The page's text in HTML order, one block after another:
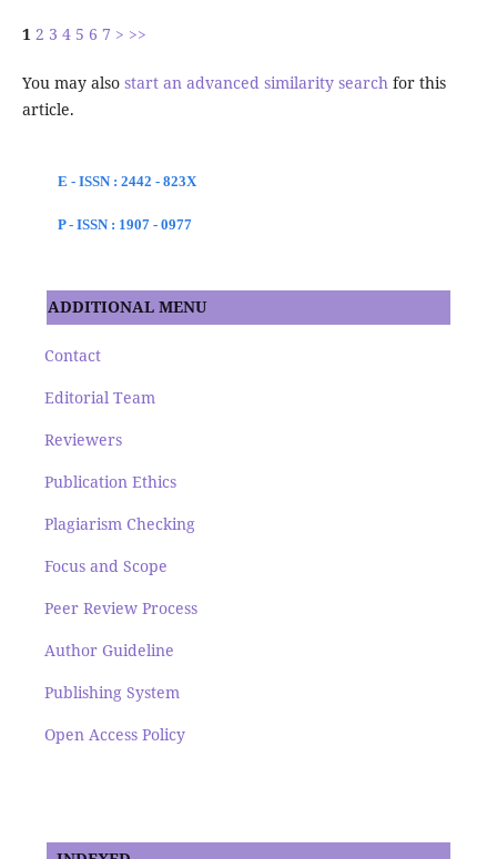
1 2 3 4 5 6 7 > >>
You may also start an advanced similarity searchfor this
article.
E - ISSN : 2442 - 823X
P - ISSN : 1907 - 0977
ADDITIONAL MENU
Contact
Editorial Team
Reviewers
Publication Ethics
Plagiarism Checking
Focus and Scope
Peer Review Process
Author Guideline
Publishing System
Open Access Policy